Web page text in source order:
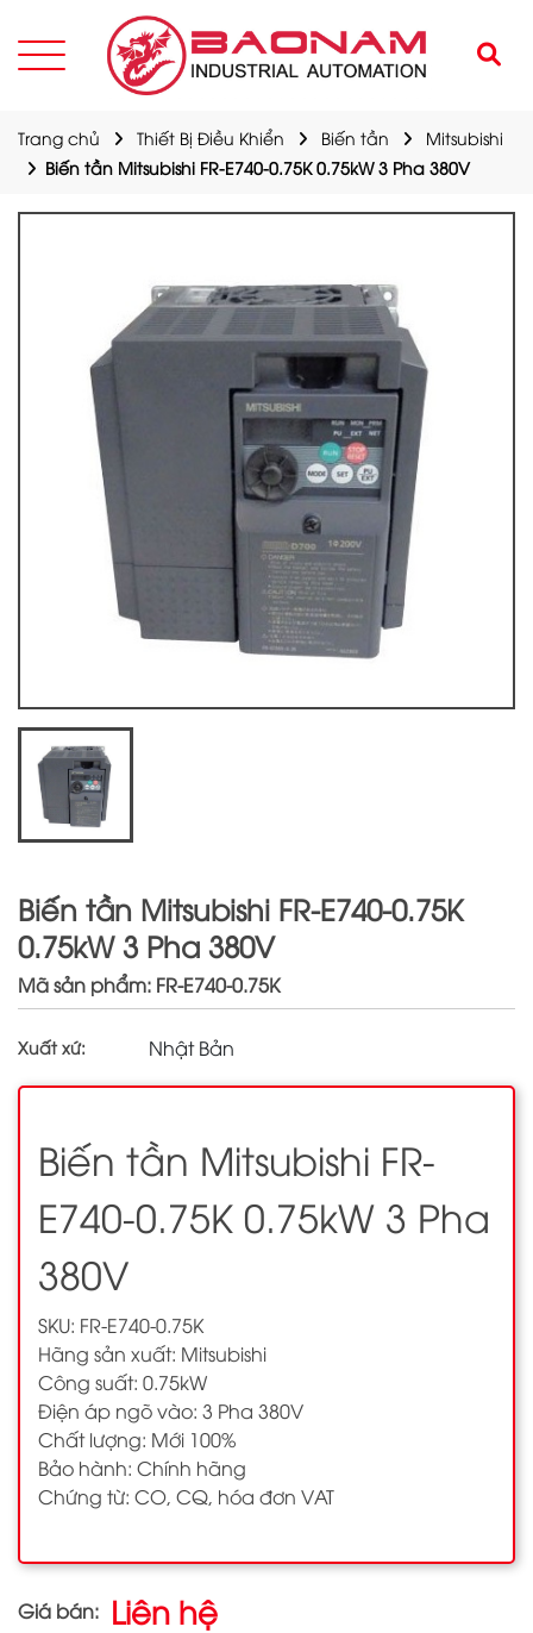
Trang chủ Thiết Bị Điều Khiển Biến tần
Mitsubishi
Biến tần Mitsubishi FR-E740-0.75K 0.75kW 3 Pha 380V
Biến tần Mitsubishi FR-E740-0.75K
0.75kW 3 Pha 380V
Mã sản phẩm: FR-E740-0.75K
Xuất xứ: Nhật Bản
Biến tần Mitsubishi FR-
E740-0.75K 0.75kW 3 Pha
380V
SKU: FR-E740-0.75K
Hãng sản xuất: Mitsubishi
Công suất: 0.75kW
Điện áp ngõ vào: 3 Pha 380V
Chất lượng: Mới 100%
Bảo hành: Chính hãng
Chứng từ: CO, CQ, hóa đơn VAT
Giá bán: Liên hệ